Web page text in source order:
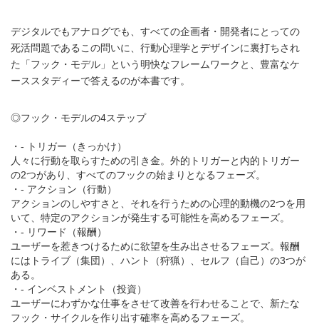
デジタルでもアナログでも、すべての企画者・開発者にとっての
死活問題であるこの問いに、行動心理学とデザインに裏打ちされ
た「フック・モデル」という明快なフレームワークと、豊富なケ
ーススタディーで答えるのが本書です。
◎フック・モデルの4ステップ
・- トリガー（きっかけ）
人々に行動を取らすための引き金。外的トリガーと内的トリガー
の2つがあり、すべてのフックの始まりとなるフェーズ。
・- アクション（行動）
アクションのしやすさと、それを行うための心理的動機の2つを用
いて、特定のアクションが発生する可能性を高めるフェーズ。
・- リワード（報酬）
ユーザーを惹きつけるために欲望を生み出させるフェーズ。報酬
にはトライブ（集団）、ハント（狩猟）、セルフ（自己）の3つが
ある。
・- インベストメント（投資）
ユーザーにわずかな仕事をさせて改善を行わせることで、新たな
フック・サイクルを作り出す確率を高めるフェーズ。